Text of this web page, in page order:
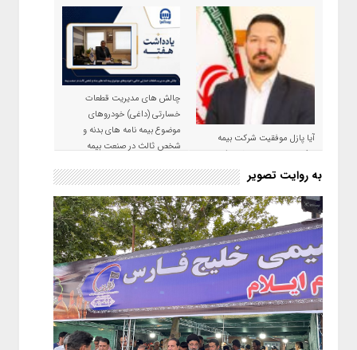
آیا پازل موفقیت شرکت بیمه
حکمت صبا در سال ۱۴۰۵ کامل می
شود؟!
چالش های مدیریت قطعات
خسارتی (داغی) خودروهای
موضوع بیمه نامه های بدنه و
شخص ثالث در صنعت بیمه
به روایت تصویر